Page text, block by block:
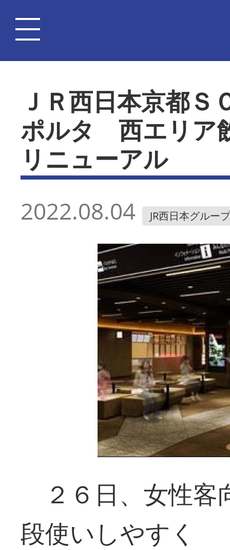
ＪＲ西日本京都
ポルタ 西エリア
リニューアル
2022.08.04 JR西日本グループ
２６日、女性
段使いしやすく